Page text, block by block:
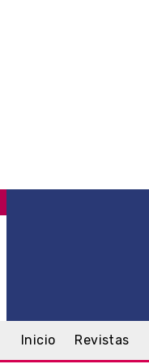
Inicio Revistas